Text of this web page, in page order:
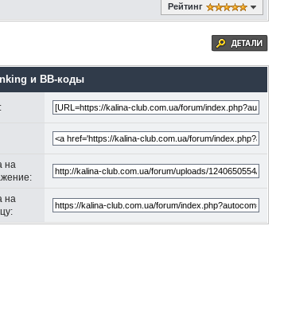
Рейтинг
и BB-коды
на
на